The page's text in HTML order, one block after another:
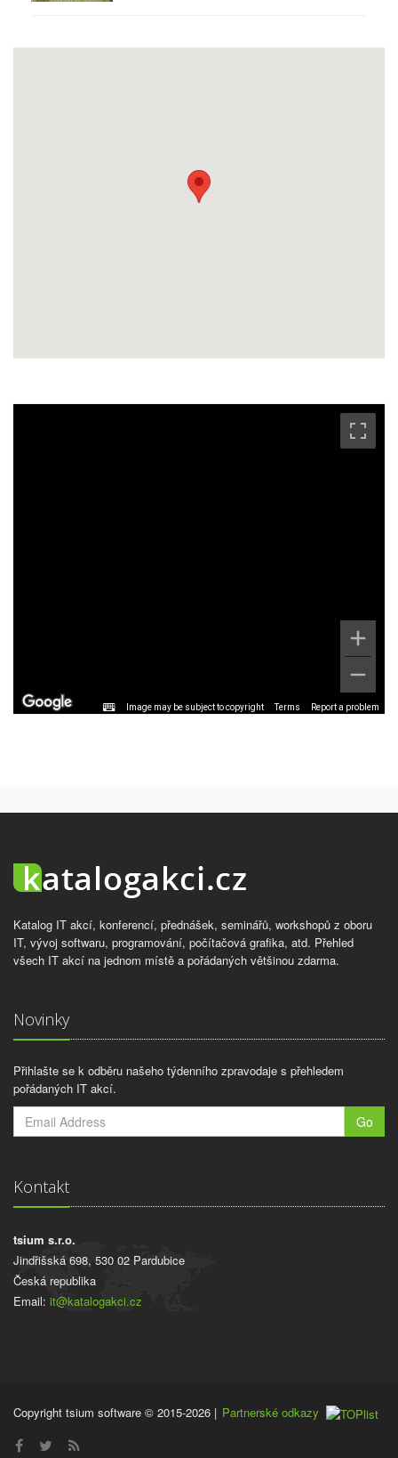
Image may be subject to copyright Terms Report a problem
Katalog IT akcí, konferencí, přednášek, seminářů, workshopů z oboru
IT, vývoj softwaru, programování, počítačová grafika, atd. Přehled
všech IT akcí na jednom místě a pořádaných většinou zdarma.
Novinky
Přihlašte se k odběru našeho týdenního zpravodaje s přehledem
pořádaných IT akcí.
Go
Kontakt
tsium s.r.o.
Jindřišská 698, 530 02 Pardubice
Česká republika
Email: it@katalogakci.cz
Copyright tsium software © 2015-2026 | Partnerské odkazy